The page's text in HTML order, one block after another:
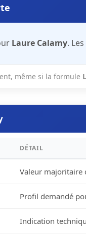
Laure Calamy.
même si la formule
DÉTAIL
Valeur majoritaire
Profil demandé
Indication